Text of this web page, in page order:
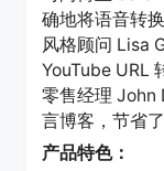
确地将语音转
风格顾问 Lisa
YouTube URL
零售经理 John
言博客，节省
产品特色：